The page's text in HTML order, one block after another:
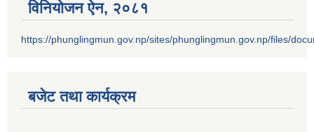
विनियोजन ऐन‚ २०८१
https://phunglingmun.gov.np/sites/phunglingmun.gov.np/files/
बजेट तथा कार्यक्रम